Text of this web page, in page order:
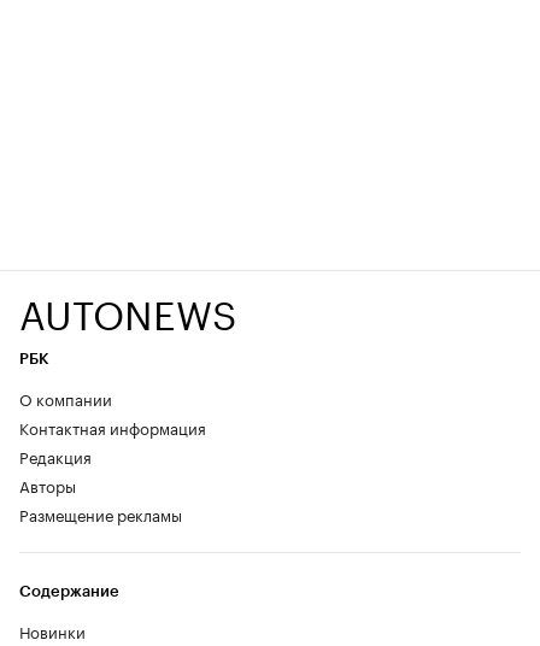
AUTONEWS
РБК
О компании
Контактная информация
Редакция
Авторы
Размещение рекламы
Содержание
Новинки